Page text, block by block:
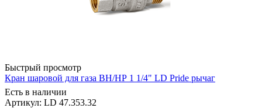
Быстрый просмотр
Кран шаровой для газа ВН/НР 1 1/4" LD Pride рычаг
Есть в наличии
Артикул: LD 47.353.32